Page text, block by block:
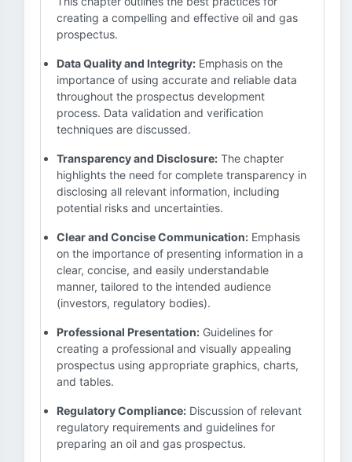
creating a compelling and effective oil and gas
prospectus.
Data Quality and Integrity: Emphasis on the
importance of using accurate and reliable data
throughout the prospectus development
process. Data validation and verification
techniques are discussed.
Transparency and Disclosure: The chapter
highlights the need for complete transparency in
disclosing all relevant information, including
potential risks and uncertainties.
Clear and Concise Communication: Emphasis
on the importance of presenting information in a
clear, concise, and easily understandable
manner, tailored to the intended audience
(investors, regulatory bodies).
Professional Presentation: Guidelines for
creating a professional and visually appealing
prospectus using appropriate graphics, charts,
and tables.
Regulatory Compliance: Discussion of relevant
regulatory requirements and guidelines for
preparing an oil and gas prospectus.